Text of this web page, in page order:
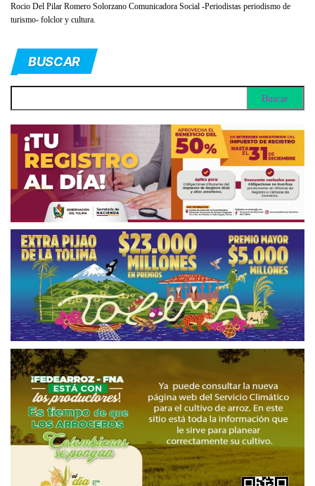
Rocio Del Pilar Romero Solorzano Comunicadora Social -Periodistas periodismo de
turismo- folclor y cultura.
BUSCAR